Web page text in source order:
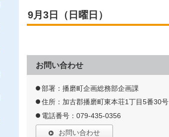
9月3日（日曜日）
お問い合わせ
部署：播磨町企画総務部企画課
住所：加古郡播磨町東本荘1丁目5番30号
電話番号：079-435-0356
お問い合わせ